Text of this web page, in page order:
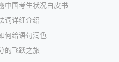
中国考生状况白皮书
词详细介绍
何给语句润色
的飞跃之旅